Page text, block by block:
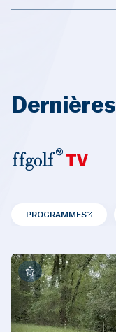
Dernières
PROGRAMMES